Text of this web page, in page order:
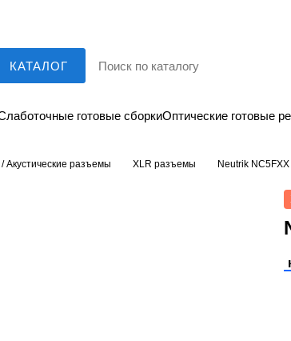
КАТАЛОГ
готовые сборкиОптические готовые
Акустические разъемы XLR разъемы Neutrik NC5FXX